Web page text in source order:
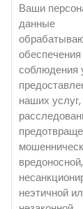
Ваши
данные
обеспечения
соблюдения
наших
вредоносной,
неэтичной